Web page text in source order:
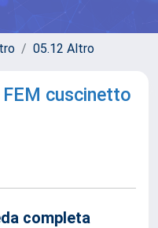
05.12 Altro
cuscinetto
completa